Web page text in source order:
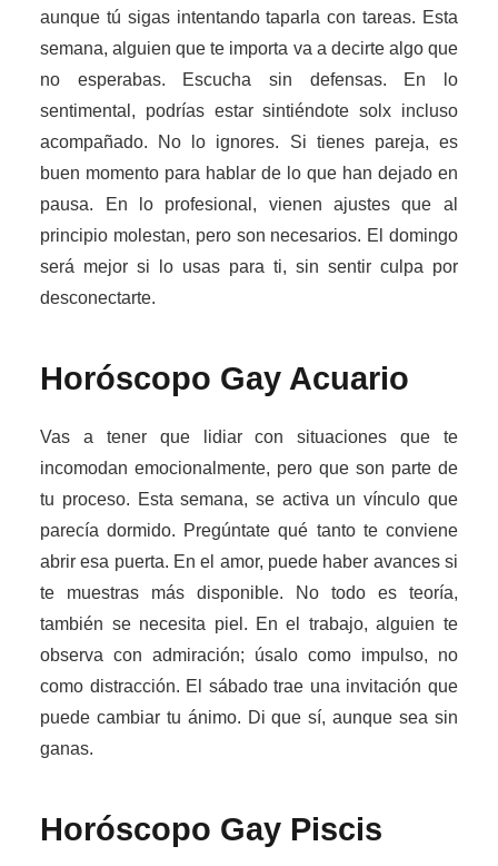
aunque tú sigas intentando taparla con tareas. Esta
semana, alguien que te importa va a decirte algo que
no esperabas. Escucha sin defensas. En lo
sentimental, podrías estar sintiéndote solx incluso
acompañado. No lo ignores. Si tienes pareja, es
buen momento para hablar de lo que han dejado en
pausa. En lo profesional, vienen ajustes que al
principio molestan, pero son necesarios. El domingo
será mejor si lo usas para ti, sin sentir culpa por
desconectarte.
Horóscopo Gay Acuario
Vas a tener que lidiar con situaciones que te
incomodan emocionalmente, pero que son parte de
tu proceso. Esta semana, se activa un vínculo que
parecía dormido. Pregúntate qué tanto te conviene
abrir esa puerta. En el amor, puede haber avances si
te muestras más disponible. No todo es teoría,
también se necesita piel. En el trabajo, alguien te
observa con admiración; úsalo como impulso, no
como distracción. El sábado trae una invitación que
puede cambiar tu ánimo. Di que sí, aunque sea sin
ganas.
Horóscopo Gay Piscis